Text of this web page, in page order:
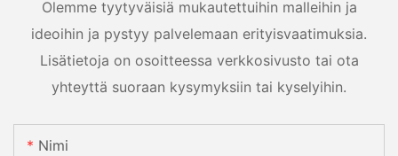
Olemme tyytyväisiä mukautettuihin malleihin ja
ideoihin ja pystyy palvelemaan erityisvaatimuksia.
Lisätietoja on osoitteessa verkkosivusto tai ota
yhteyttä suoraan kysymyksiin tai kyselyihin.
Nimi